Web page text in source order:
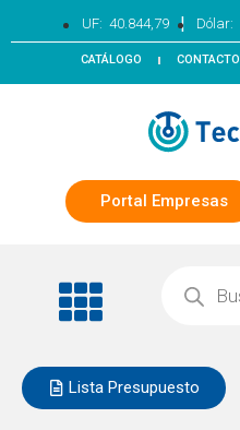
UF: 40.844,79 | Dólar:
CATÁLOGO CONTACTO
Portal Empresas
Lista Presupuesto